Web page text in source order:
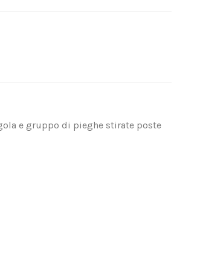
e gruppo di pieghe stirate poste